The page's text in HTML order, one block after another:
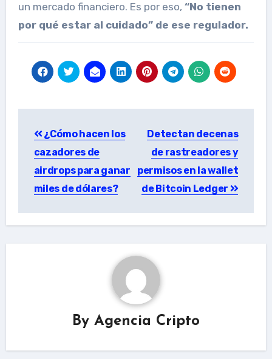
un mercado financiero. Es por eso, “No tienen
por qué estar al cuidado” de ese regulador.
navigation
¿Cómo hacen los
cazadores de
airdrops para ganar
miles de dólares?
Detectan decenas
de rastreadores y
permisos en la wallet
de Bitcoin Ledger
By Agencia Cripto